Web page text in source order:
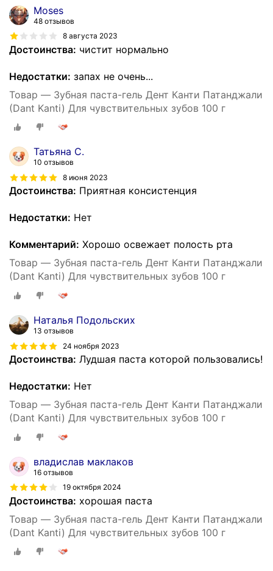
Moses
48 отзывов
8 августа 2023
Достоинства: чистит нормально
Недостатки: запах не очень...
Товар — Зубная паста-гель Дент Канти Патанджали
(Dant Kanti) Для чувствительных зубов 100 г
Татьяна С.
10 отзывов
8 июня 2023
Достоинства: Приятная консистенция
Недостатки: Нет
Комментарий: Хорошо освежает полость рта
Товар — Зубная паста-гель Дент Канти Патанджали
(Dant Kanti) Для чувствительных зубов 100 г
Наталья Подольских
13 отзывов
24 ноября 2023
Достоинства: Лудшая паста которой пользовались!
Недостатки: Нет
Товар — Зубная паста-гель Дент Канти Патанджали
(Dant Kanti) Для чувствительных зубов 100 г
владислав маклаков
16 отзывов
19 октября 2024
Достоинства: хорошая паста
Товар — Зубная паста-гель Дент Канти Патанджали
(Dant Kanti) Для чувствительных зубов 100 г